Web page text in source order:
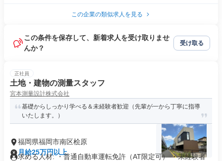
この企業の類似求人を見る
この条件を保存して、新着求人を受け取りませ
んか？
受け取る
正社員
土地・建物の測量スタッフ
宮本測量設計株式会社
基礎からしっかり学べる＆未経験者歓迎（先輩が一から丁寧に指導
いたします。）
福岡県福岡市南区桧原
月給25万円以上
求める人材: ・普通自動車運転免許（AT限定可） ・未経験者